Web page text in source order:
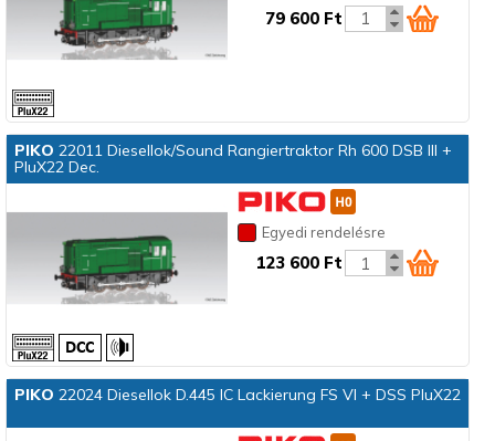
79 600 Ft
PIKO 22011 Diesellok/Sound Rangiertraktor Rh 600 DSB III +
PluX22 Dec.
Egyedi rendelésre
123 600 Ft
PIKO 22024 Diesellok D.445 IC Lackierung FS VI + DSS PluX22